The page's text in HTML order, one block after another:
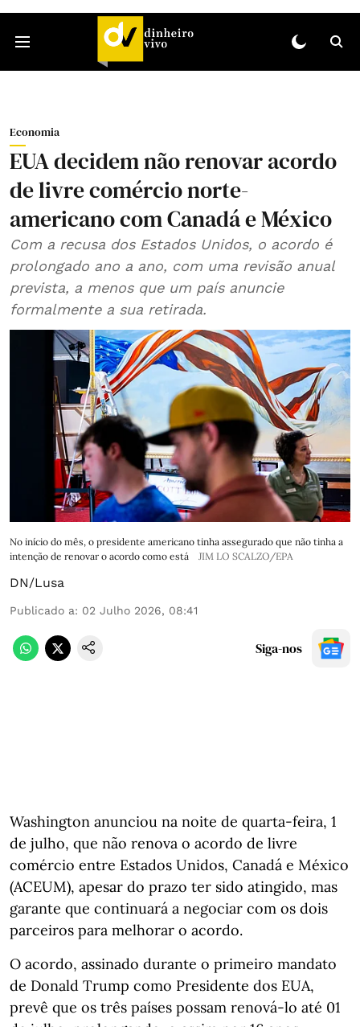
Economia
EUA decidem não renovar acordo
de livre comércio norte-
americano com Canadá e México
Com a recusa dos Estados Unidos, o acordo é
prolongado ano a ano, com uma revisão anual
prevista, a menos que um país anuncie
formalmente a sua retirada.
No início do mês, o presidente americano tinha assegurado que não tinha a
intenção de renovar o acordo como está
JIM LO SCALZO/EPA
DN/Lusa
Publicado a: 02 Julho 2026, 08:41
Siga-nos
Washington anunciou na noite de quarta-feira, 1
de julho, que não renova o acordo de livre
comércio entre Estados Unidos, Canadá e México
(ACEUM), apesar do prazo ter sido atingido, mas
garante que continuará a negociar com os dois
parceiros para melhorar o acordo.
O acordo, assinado durante o primeiro mandato
de Donald Trump como Presidente dos EUA,
prevê que os três países possam renová-lo até 01